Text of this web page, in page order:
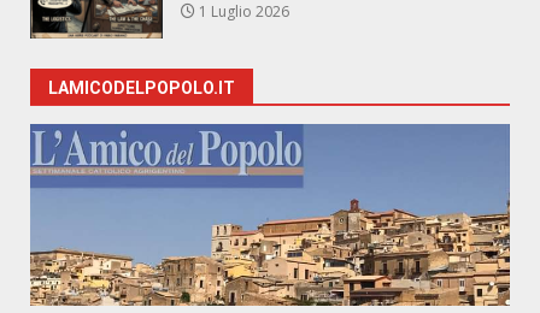
1 Luglio 2026
LAMICODELPOPOLO.IT